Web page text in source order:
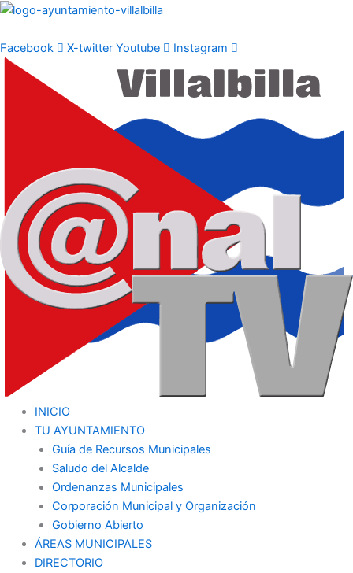
Ir
contenido
Facebook X-twitter Youtube Instagram
INICIO
TU AYUNTAMIENTO
Guía de Recursos Municipales
Saludo del Alcalde
Ordenanzas Municipales
Corporación Municipal y Organización
Gobierno Abierto
ÁREAS MUNICIPALES
DIRECTORIO